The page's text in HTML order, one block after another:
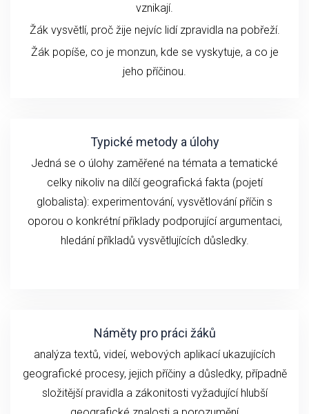
vznikají.
Žák vysvětlí, proč žije nejvíc lidí zpravidla na pobřeží.
Žák popíše, co je monzun, kde se vyskytuje, a co je
jeho příčinou.
Typické metody a úlohy
Jedná se o úlohy zaměřené na témata a tematické
celky nikolivna dílčí geografická fakta (pojetí
globalista): experimentování, vysvětlování příčin s
oporou o konkrétní příklady podporující argumentaci,
hledání příkladů vysvětlujících důsledky.
Náměty pro práci žáků
analýza textů, videí, webových aplikací ukazujících
geografické procesy, jejich příčiny a důsledky, případně
složitější pravidla a zákonitosti vyžadující hlubší